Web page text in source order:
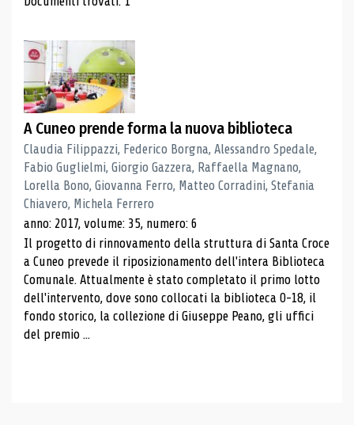
A Cuneo prende forma la nuova biblioteca
Claudia Filippazzi, Federico Borgna, Alessandro Spedale,
Fabio Guglielmi, Giorgio Gazzera, Raffaella Magnano,
Lorella Bono, Giovanna Ferro, Matteo Corradini, Stefania
Chiavero, Michela Ferrero
anno: 2017, volume: 35, numero: 6
Il progetto di rinnovamento della struttura di Santa Croce
a Cuneo prevede il riposizionamento dell'intera Biblioteca
Comunale. Attualmente è stato completato il primo lotto
dell'intervento, dove sono collocati la biblioteca 0-18, il
fondo storico, la collezione di Giuseppe Peano, gli uffici
del premio ...